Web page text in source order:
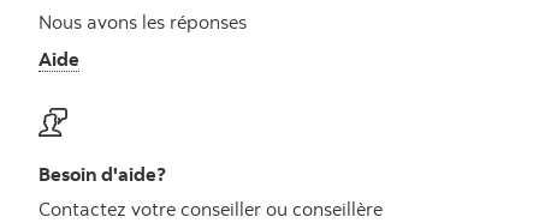
Nous avons les réponses
Aide
Besoin d'aide?
Contactez votre conseiller ou conseillère